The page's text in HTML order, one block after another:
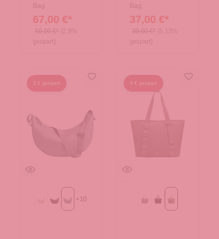
Bag
67,00 €*
69,00 €* (2.9%
gespart)
Bag
37,00 €*
39,00 €* (5.13%
gespart)
2 € gespart
Beach Foam
Blackmonochrome marlin
+ 10
5 € gespart
bass monochrome
black monochrome
oyster